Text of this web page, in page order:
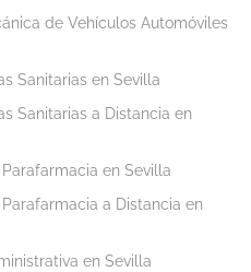
de Vehículos Automóviles
Sanitarias en Sevilla
Sanitarias a Distancia en
en Sevilla
a Distancia en
en Sevilla